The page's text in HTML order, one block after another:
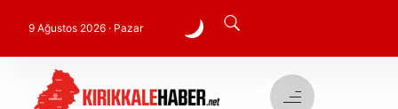
9 Ağustos 2026 · Pazar